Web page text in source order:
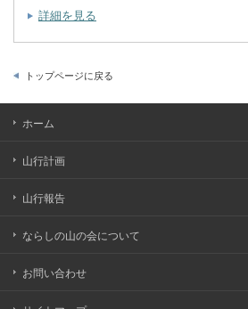
詳細を見る
トップページに戻る
ホーム
山行計画
山行報告
ならしの山の会について
お問い合わせ